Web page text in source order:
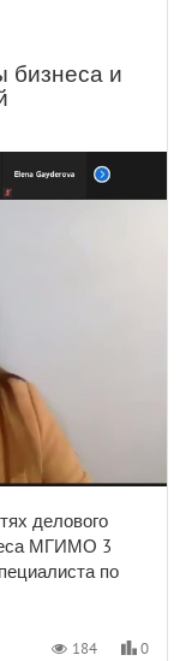
бизнеса и
делового
МГИМО 3
по
184 0